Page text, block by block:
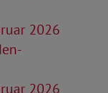
2026
2026